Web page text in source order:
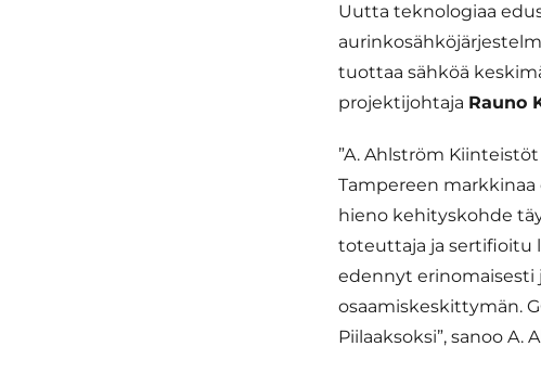
Uutta teknologiaa
tuottaa sähköä
projektijohtaja Rauno
”A. Ahlström
Tampereen
hieno kehityskohde
toteuttaja ja sertifioitu
edennyt erinomaisesti
osaamiskeskittymän.
Piilaaksoksi”, sanoo